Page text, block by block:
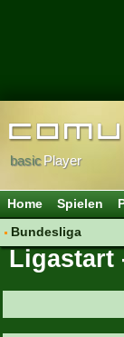
basicPlayer
Home Spielen
Bundesliga
Hot News
Vereinsdiskussion
Ligastart